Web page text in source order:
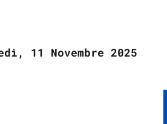
11 Novembre 2025